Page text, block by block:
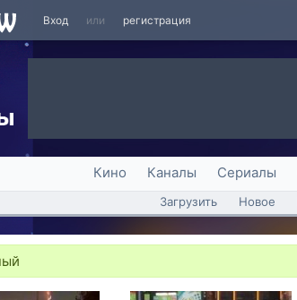
Вход или регистрация
Кино Каналы Сериалы
Загрузить Новое